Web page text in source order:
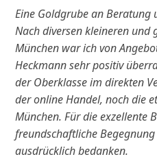
Eine Goldgrube an Beratung
Nach diversen kleineren und
München war ich von
Heckmann sehr positiv
der Oberklasse im direkten
der online Handel, noch die
München. Für die exzellente
freundschaftliche
ausdrücklich bedanken.